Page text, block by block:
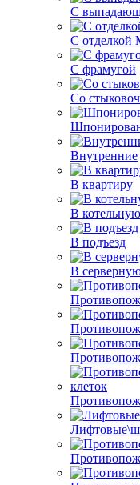
С
С
С фрамугой
Со
Внутренние
В квартиру
В котельную
В подъезд
В